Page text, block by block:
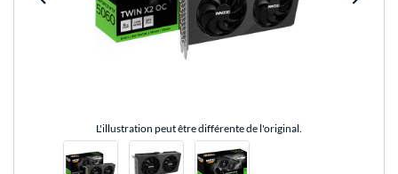
L'illustration peut être différente de l'original.